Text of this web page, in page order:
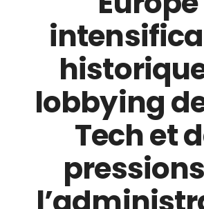
lobbying
Tech et